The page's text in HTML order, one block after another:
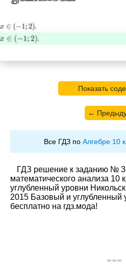
Показать
←
Все ГДЗ по Алгебре 10
ГДЗ решение к заданию №
математического анализа 10
углубленный уровни
2015 Базовый и
бесплатно на гдз.мода!